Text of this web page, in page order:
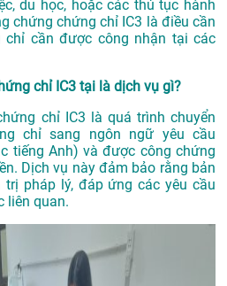
du học, hoặc các thủ tục hành
chứng chứng chỉ IC3 là điều cần
chỉ cần được công nhận tại các
chỉ IC3 tại là dịch vụ gì?
chỉ IC3 là quá trình chuyển
chỉ sang ngôn ngữ yêu cầu
tiếng Anh) và được công chứng
Dịch vụ này đảm bảo rằng bản
pháp lý, đáp ứng các yêu cầu
liên quan.